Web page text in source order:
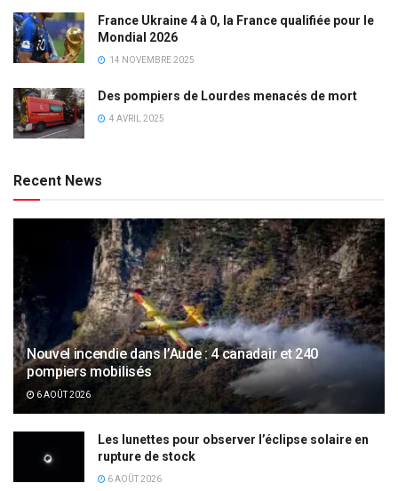
France Ukraine 4 à 0, la France qualifiée pour le
Mondial 2026
14 NOVEMBRE 2025
Des pompiers de Lourdes menacés de mort
4 AVRIL 2025
Recent News
Nouvel incendie dans l’Aude : 4 canadair et 240
pompiers mobilisés
6 AOÛT 2026
Les lunettes pour observer l’éclipse solaire en
rupture de stock
6 AOÛT 2026